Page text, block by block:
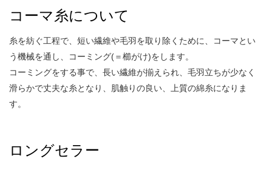
コーマ糸について
糸を紡ぐ工程で、短い繊維や毛羽を取り除くために、コーマとい
う機械を通し、コーミング(＝櫛がけ)をします。
コーミングをする事で、長い繊維が揃えられ、毛羽立ちが少なく
滑らかで丈夫な糸となり、肌触りの良い、上質の綿糸になりま
す。
ロングセラー